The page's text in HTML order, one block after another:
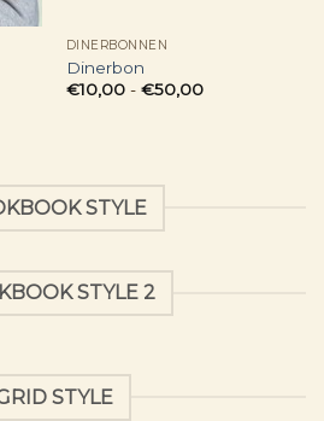
DINERBONNEN
Dinerbon
€10,00 - €50,00Prijsklasse:
STYLE
STYLE 2
STYLE